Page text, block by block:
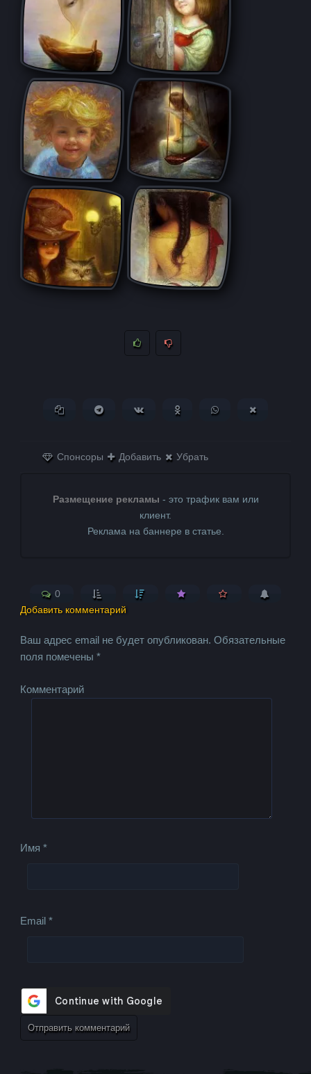
Копировать ссылкуПоделиться в Telegram
Поделиться ВКонтактеПоделиться в
Поделиться в
Спонсоры Добавить Убрать
Размещение рекламы - это трафик вам или
клиент.
Реклама на баннере в статье.
0
Добавить комментарий
Ваш адрес email не будет опубликован. Обязательные
поля помечены*
Комментарий
Имя*
Email*